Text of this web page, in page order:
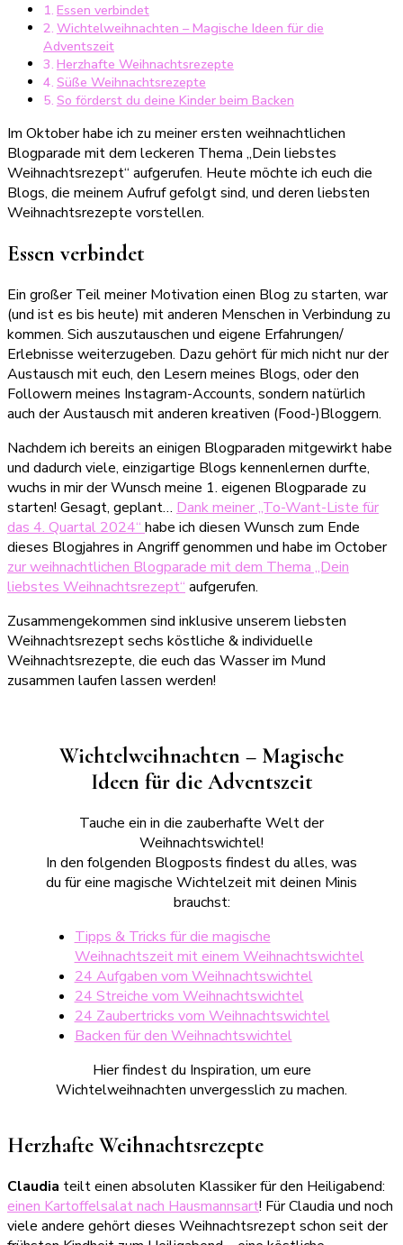
Finale
meiner
Blogparade
Essen verbindet
Wichtelweihnachten – Magische Ideen für die
Adventszeit
Herzhafte Weihnachtsrezepte
Süße Weihnachtsrezepte
So förderst du deine Kinder beim Backen
Im Oktober habe ich zu meiner ersten weihnachtlichen
Blogparade mit dem leckeren Thema „Dein liebstes
Weihnachtsrezept“ aufgerufen. Heute möchte ich euch die
Blogs, die meinem Aufruf gefolgt sind, und deren liebsten
Weihnachtsrezepte vorstellen.
Essen verbindet
Ein großer Teil meiner Motivation einen Blog zu starten, war
(und ist es bis heute) mit anderen Menschen in Verbindung zu
kommen. Sich auszutauschen und eigene Erfahrungen/
Erlebnisse weiterzugeben. Dazu gehört für mich nicht nur der
Austausch mit euch, den Lesern meines Blogs, oder den
Followern meines Instagram-Accounts, sondern natürlich
auch der Austausch mit anderen kreativen (Food-)Bloggern.
Nachdem ich bereits an einigen Blogparaden mitgewirkt habe
und dadurch viele, einzigartige Blogs kennenlernen durfte,
wuchs in mir der Wunsch meine 1. eigenen Blogparade zu
starten! Gesagt, geplant… Dank meiner „To-Want-Liste für
das 4. Quartal 2024“ habe ich diesen Wunsch zum Ende
dieses Blogjahres in Angriff genommen und habe im October
zur weihnachtlichen Blogparade mit dem Thema „Dein
liebstes Weihnachtsrezept“ aufgerufen.
Zusammengekommen sind inklusive unserem liebsten
Weihnachtsrezept sechs köstliche & individuelle
Weihnachtsrezepte, die euch das Wasser im Mund
zusammen laufen lassen werden!
Wichtelweihnachten – Magische
Ideen für die Adventszeit
Tauche ein in die zauberhafte Welt der
Weihnachtswichtel!
In den folgenden Blogposts findest du alles, was
du für eine magische Wichtelzeit mit deinen Minis
brauchst:
Tipps & Tricks für die magische
Weihnachtszeit mit einem Weihnachtswichtel
24 Aufgaben vom Weihnachtswichtel
24 Streiche vom Weihnachtswichtel
24 Zaubertricks vom Weihnachtswichtel
Backen für den Weihnachtswichtel
Hier findest du Inspiration, um eure
Wichtelweihnachten unvergesslich zu machen.
Herzhafte Weihnachtsrezepte
Claudia teilt einen absoluten Klassiker für den Heiligabend:
einen Kartoffelsalat nach Hausmannsart! Für Claudia und noch
viele andere gehört dieses Weihnachtsrezept schon seit der